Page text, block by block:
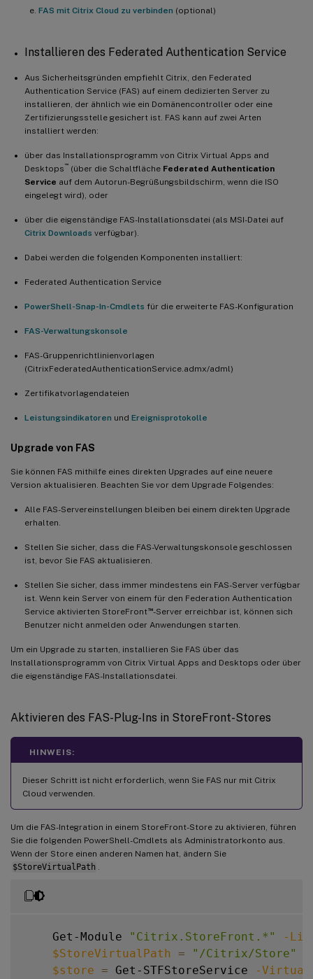
FAS mit Citrix Cloud zu verbinden (optional)
Installieren des Federated Authentication Service
Aus Sicherheitsgründen empfiehlt Citrix, den Federated
Authentication Service (FAS) auf einem dedizierten Server zu
installieren, der ähnlich wie ein Domänencontroller oder eine
Zertifizierungsstelle gesichert ist. FAS kann auf zwei Arten
installiert werden:
über das Installationsprogramm von Citrix Virtual Apps and
Desktops ™ (über die Schaltfläche Federated Authentication
Service auf dem Autorun-Begrüßungsbildschirm, wenn die ISO
eingelegt wird), oder
über die eigenständige FAS-Installationsdatei (als MSI-Datei auf
Citrix Downloads verfügbar).
Dabei werden die folgenden Komponenten installiert:
Federated Authentication Service
PowerShell-Snap-In-Cmdlets für die erweiterte FAS-Konfiguration
FAS-Verwaltungskonsole
FAS-Gruppenrichtlinienvorlagen
(CitrixFederatedAuthenticationService.admx/adml)
Zertifikatvorlagendateien
Leistungsindikatoren und Ereignisprotokolle
Upgrade von FAS
Sie können FAS mithilfe eines direkten Upgrades auf eine neuere
Version aktualisieren. Beachten Sie vor dem Upgrade Folgendes:
Alle FAS-Servereinstellungen bleiben bei einem direkten Upgrade
erhalten.
Stellen Sie sicher, dass die FAS-Verwaltungskonsole geschlossen
ist, bevor Sie FAS aktualisieren.
Stellen Sie sicher, dass immer mindestens ein FAS-Server verfügbar
ist. Wenn kein Server von einem für den Federation Authentication
Service aktivierten StoreFront™-Server erreichbar ist, können sich
Benutzer nicht anmelden oder Anwendungen starten.
Um ein Upgrade zu starten, installieren Sie FAS über das
Installationsprogramm von Citrix Virtual Apps and Desktops oder über
die eigenständige FAS-Installationsdatei.
Aktivieren des FAS-Plug-Ins in StoreFront-Stores
HINWEIS:
Dieser Schritt ist nicht erforderlich, wenn Sie FAS nur mit Citrix
Cloud verwenden.
Um die FAS-Integration in einem StoreFront-Store zu aktivieren, führen
Sie die folgenden PowerShell-Cmdlets als Administratorkonto aus.
Wenn der Store einen anderen Namen hat, ändern Sie
$StoreVirtualPath
    Get-Module
"Citrix.StoreFront.*"
-
$StoreVirtualPath =
"/Citrix/Store"
$store = Get-STFStoreService
-